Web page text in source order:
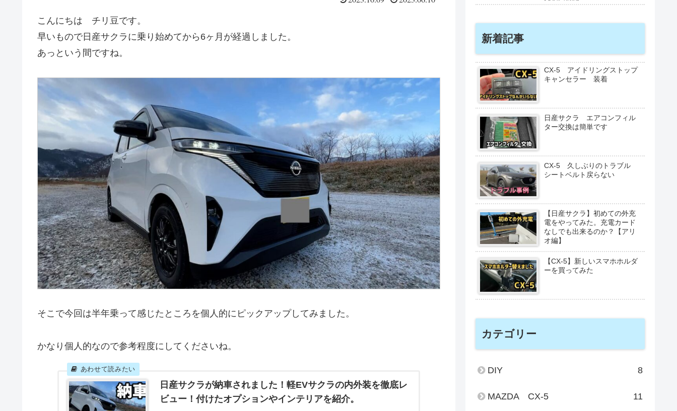
こんにちは チリ豆です。
早いもので日産サクラに乗り始めてから6ヶ月が経過しました。
あっという間ですね。
そこで今回は半年乗って感じたところを個人的にピックアップしてみました。
かなり個人的なので参考程度にしてくださいね。
日産サクラが納車されました！軽EVサクラの内外装を徹底レ
ビュー！付けたオプションやインテリアを紹介。
新着記事
CX-5 アイドリングストップ
キャンセラー 装着
日産サクラ エアコンフィル
ター交換は簡単です
CX-5 久しぶりのトラブル
シートベルト戻らない
【日産サクラ】初めての外充
電をやってみた。充電カード
なしでも出来るのか？【アリ
オ編】
【CX-5】新しいスマホホルダ
ーを買ってみた
カテゴリー
DIY 8
MAZDA CX-5 11